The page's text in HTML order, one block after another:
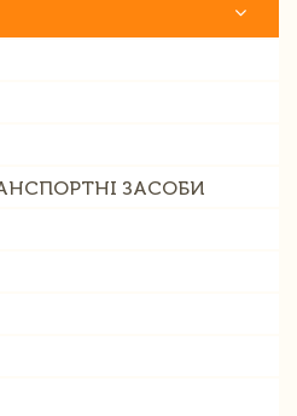
ЗАСОБИ